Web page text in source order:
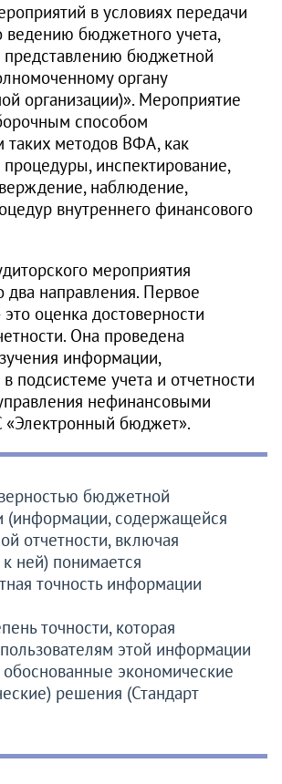
в условиях передачи
ведению бюджетного учета,
представлению бюджетной
органу
организации)». Мероприятие
способом
таких методов ВФА, как
инспектирование,
наблюдение,
внутреннего финансового
мероприятия
два направления. Первое
оценка достоверности
Она проведена
информации,
подсистеме учета и отчетности
нефинансовыми
«Электронный бюджет».
бюджетной
(информации, содержащейся
отчетности, включая
ней) понимается
точность информации
точности, которая
этой информации
экономические
решения (Стандарт